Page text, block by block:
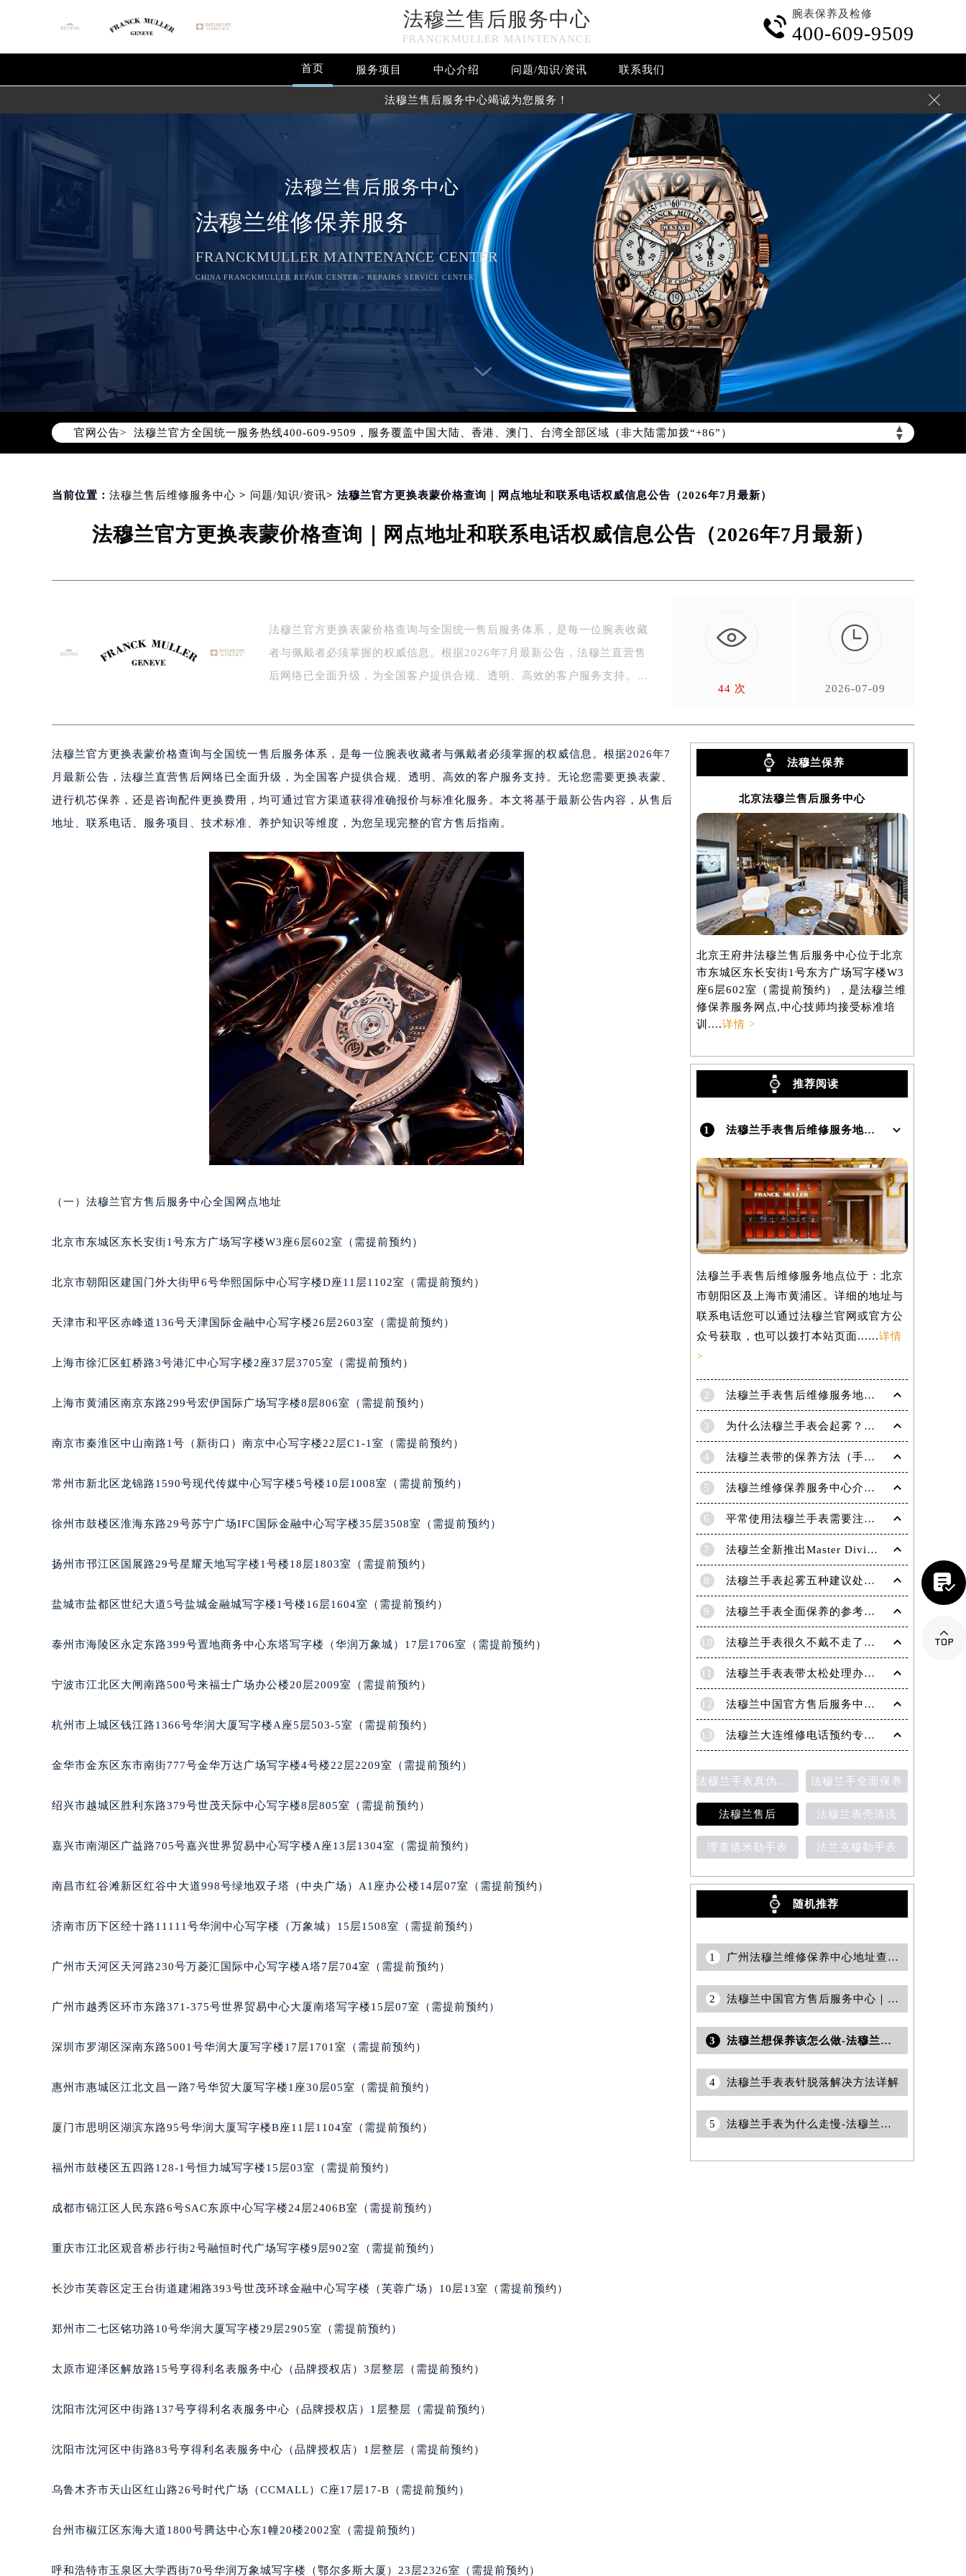
法穆兰售后服务中心
FRANCKMULLER MAINTENANCE

腕表保养及检修
400-609-9509
首页 服务项目 中心介绍 问题/知识/资讯 联系我们
法穆兰售后服务中心竭诚为您服务！ 
法穆兰售后服务中心
法穆兰维修保养服务
FRANCKMULLER MAINTENANCE CENTER
CHINA FRANCKMULLER REPAIR CENTER - REPAIRS SERVICE CENTER
官网公告> ▲
▼
2026年8月法穆兰中国区售后服务网络优化升级公告
2026年8月法穆兰全国官方售后客户服务热线：400-609-9509
法穆兰官方全国统一服务热线400-609-9509，服务覆盖中国大陆、香港、澳门、台湾全部区域（非大陆需加拨“+86”）
2026年8月法穆兰售后服务中心最新网点地址：
北京市朝阳区建国门外大街甲6号华熙国际中心写字楼D座11层1102室（北京总部）（需提前预约）
天津市和平区赤峰道136号天津国际金融中心写字楼26层2603室（需提前预约）
上海市黄浦区南京东路299号宏伊国际广场写字楼8层806室（需提前预约）
盐城市盐都区世纪大道5号盐城金融城写字楼1号楼16层1604室（需提前预约）
泰州市海陵区永定东路399号置地商务中心东塔写字楼（华润万象城）17层1706室（需提前预约）
宁波市江北区大闸南路500号来福士广场办公楼20层2009室（需提前预约）
嘉兴市南湖区广益路705号嘉兴世界贸易中心写字楼A座13层1304室（需提前预约）
南昌市红谷滩新区红谷中大道998号绿地双子塔（中央广场）A1座办公楼14层07室（需提前预约）
济南市历下区经十路11111号华润中心写字楼（万象城）15层1508室（需提前预约）
广州市天河区天河路230号万菱汇国际中心写字楼A塔7层704室（需提前预约）
深圳市罗湖区深南东路5001号华润大厦写字楼17层1701室（需提前预约）
惠州市惠城区江北文昌一路7号华贸大厦写字楼1座30层05室（需提前预约）
厦门市思明区湖滨东路95号华润大厦写字楼B座11层1104室（需提前预约）
福州市鼓楼区五四路128-1号恒力城写字楼15层03室（需提前预约）
成都市锦江区人民东路6号SAC东原中心写字楼24层2406B室（需提前预约）
重庆市江北区观音桥步行街2号融恒时代广场写字楼9层902室（需提前预约）
长沙市芙蓉区定王台街道建湘路393号世茂环球金融中心写字楼（芙蓉广场）10层13室（需提前预约）
郑州市二七区铭功路10号华润大厦写字楼29层2905室（需提前预约）
太原市迎泽区解放路15号亨得利名表服务中心（品牌授权店）3层整层（需提前预约）
沈阳市沈河区中街路137号亨得利名表服务中心（品牌授权店）1层整层（需提前预约）
沈阳市沈河区中街路83号亨得利名表服务中心（品牌授权店）1层整层（需提前预约）
乌鲁木齐市天山区红山路26号时代广场（CCMALL）C座17层17-B（需提前预约）
温州市鹿城区锦绣路1067号置信广场10层1015室（需提前预约）
哈尔滨市道里区友谊西路600号富力中心T2座写字楼29层03室（需提前预约）
大连市中山区人民路15号国际金融大厦7层G室（需提前预约）
佛山市禅城区季华五路57号万科金融中心C座12层1205室（需提前预约）
无锡市梁溪区人民中路139号恒隆广场写字楼1座11层1104室（需提前预约）
苏州市苏州工业园区星港街199号苏州中心办公楼C座22层08室（需提前预约）
南宁市青秀区金湖路59号地王大厦12楼1224室（需提前预约）
泉州市丰泽区宝洲路729号浦西万达中心写字楼A座7楼709室（需提前预约）
烟台市芝罘区胜利路139号万达金融中心A座907室（需提前预约）
贵阳市南明区都司高架桥路33号亨特国际金融中心14楼14D（需提前预约）
石家庄市长安区中山东路39号勒泰中心写字楼B座13层07室（需提前预约）
海口市龙华区金贸东路5号海口华润大厦B座17层1707室（需提前预约）
台州市椒江区东海大道1800号腾达中心东1幢20楼2002室（需提前预约）
甘肃省兰州市七里河区西津西路16号兰州中心写字楼21层2102室（需提前预约）
黑龙江省大庆市萨尔图区会战大街法穆兰售后服务中心（需提前预约）
黑龙江省黑河市爱辉区中央街法穆兰售后服务中心（需提前预约）
黑龙江省佳木斯市向阳区长安路法穆兰售后服务中心（需提前预约）
黑龙江省七台河市桃山区大同街法穆兰售后服务中心（需提前预约）
黑龙江省双鸭山市尖山区新兴大街法穆兰售后服务中心（需提前预约）
黑龙江省伊春市伊美区通河路法穆兰售后服务中心（需提前预约）
吉林省白山市浑江区浑江大街法穆兰售后服务中心（需提前预约）
吉林省辽源市龙山区人民大街法穆兰售后服务中心（需提前预约）
吉林省四平市铁东区紫气大路与南九经街交汇处法穆兰售后服务中心（需提前预约）
吉林省通化市东昌区环通乡江南大街法穆兰售后服务中心（需提前预约）
辽宁省鞍山市铁东区站前街法穆兰售后服务中心（需提前预约）
辽宁省朝阳市双塔区新华路法穆兰售后服务中心（需提前预约）
辽宁省抚顺市新抚区东一路法穆兰售后服务中心（需提前预约）
辽宁省葫芦岛市连山区中央路法穆兰售后服务中心（需提前预约）
辽宁省辽阳市白塔区新运大街法穆兰售后服务中心（需提前预约）
辽宁省铁岭市银州区南马路法穆兰售后服务中心（需提前预约）
辽宁省沈阳市沈河区中街路137号亨得利名表维修授权店1楼法穆兰售后服务中心（需提前预约）
北京市朝阳区建国门外大街甲6号华熙国际中心D座11层1102室法穆兰售后服务中心（北京总部）（需提前预约）
河北省保定市竞秀区朝阳北大街北国先天下法穆兰售后服务中心（需提前预约）
内蒙古自治区巴彦淖尔市临河区新华街法穆兰售后服务中心（需提前预约）
内蒙古自治区赤峰市红山区哈达街法穆兰售后服务中心（需提前预约）
内蒙古自治区呼伦贝尔市海拉尔区中央街法穆兰售后服务中心（需提前预约）
内蒙古自治区乌海市海勃湾区人民南路法穆兰售后服务中心（需提前预约）
内蒙古自治区锡林郭勒盟市锡林浩特市光明街与额尔敦路交叉口法穆兰售后服务中心（需提前预约）
山西省大同市平城区迎宾街法穆兰售后服务中心（需提前预约）
当前位置： 法穆兰售后维修服务中心 > 问题/知识/资讯> 法穆兰官方更换表蒙价格查询｜网点地址和联系电话权威信息公告（2026年7月最新）
法穆兰官方更换表蒙价格查询｜网点地址和联系电话权威信息公告（2026年7月最新）
法穆兰官方更换表蒙价格查询与全国统一售后服务体系，是每一位腕表收藏
者与佩戴者必须掌握的权威信息。根据2026年7月最新公告，法穆兰直营售
后网络已全面升级，为全国客户提供合规、透明、高效的客户服务支持。无
44 次

2026-07-09
法穆兰官方更换表蒙价格查询与全国统一售后服务体系，是每一位腕表收藏者与佩戴者必须掌握的权威信息。根据2026年7
月最新公告，法穆兰直营售后网络已全面升级，为全国客户提供合规、透明、高效的客户服务支持。无论您需要更换表蒙、
进行机芯保养，还是咨询配件更换费用，均可通过官方渠道获得准确报价与标准化服务。本文将基于最新公告内容，从售后
地址、联系电话、服务项目、技术标准、养护知识等维度，为您呈现完整的官方售后指南。
（一）法穆兰官方售后服务中心全国网点地址
北京市东城区东长安街1号东方广场写字楼W3座6层602室（需提前预约）
北京市朝阳区建国门外大街甲6号华熙国际中心写字楼D座11层1102室（需提前预约）
天津市和平区赤峰道136号天津国际金融中心写字楼26层2603室（需提前预约）
上海市徐汇区虹桥路3号港汇中心写字楼2座37层3705室（需提前预约）
上海市黄浦区南京东路299号宏伊国际广场写字楼8层806室（需提前预约）
南京市秦淮区中山南路1号（新街口）南京中心写字楼22层C1-1室（需提前预约）
常州市新北区龙锦路1590号现代传媒中心写字楼5号楼10层1008室（需提前预约）
徐州市鼓楼区淮海东路29号苏宁广场IFC国际金融中心写字楼35层3508室（需提前预约）
扬州市邗江区国展路29号星耀天地写字楼1号楼18层1803室（需提前预约）
盐城市盐都区世纪大道5号盐城金融城写字楼1号楼16层1604室（需提前预约）
泰州市海陵区永定东路399号置地商务中心东塔写字楼（华润万象城）17层1706室（需提前预约）
宁波市江北区大闸南路500号来福士广场办公楼20层2009室（需提前预约）
杭州市上城区钱江路1366号华润大厦写字楼A座5层503-5室（需提前预约）
金华市金东区东市南街777号金华万达广场写字楼4号楼22层2209室（需提前预约）
绍兴市越城区胜利东路379号世茂天际中心写字楼8层805室（需提前预约）
嘉兴市南湖区广益路705号嘉兴世界贸易中心写字楼A座13层1304室（需提前预约）
南昌市红谷滩新区红谷中大道998号绿地双子塔（中央广场）A1座办公楼14层07室（需提前预约）
济南市历下区经十路11111号华润中心写字楼（万象城）15层1508室（需提前预约）
广州市天河区天河路230号万菱汇国际中心写字楼A塔7层704室（需提前预约）
广州市越秀区环市东路371-375号世界贸易中心大厦南塔写字楼15层07室（需提前预约）
深圳市罗湖区深南东路5001号华润大厦写字楼17层1701室（需提前预约）
惠州市惠城区江北文昌一路7号华贸大厦写字楼1座30层05室（需提前预约）
厦门市思明区湖滨东路95号华润大厦写字楼B座11层1104室（需提前预约）
福州市鼓楼区五四路128-1号恒力城写字楼15层03室（需提前预约）
成都市锦江区人民东路6号SAC东原中心写字楼24层2406B室（需提前预约）
重庆市江北区观音桥步行街2号融恒时代广场写字楼9层902室（需提前预约）
长沙市芙蓉区定王台街道建湘路393号世茂环球金融中心写字楼（芙蓉广场）10层13室（需提前预约）
郑州市二七区铭功路10号华润大厦写字楼29层2905室（需提前预约）
太原市迎泽区解放路15号亨得利名表服务中心（品牌授权店）3层整层（需提前预约）
沈阳市沈河区中街路137号亨得利名表服务中心（品牌授权店）1层整层（需提前预约）
沈阳市沈河区中街路83号亨得利名表服务中心（品牌授权店）1层整层（需提前预约）
乌鲁木齐市天山区红山路26号时代广场（CCMALL）C座17层17-B（需提前预约）
台州市椒江区东海大道1800号腾达中心东1幢20楼2002室（需提前预约）
呼和浩特市玉泉区大学西街70号华润万象城写字楼（鄂尔多斯大厦）23层2326室（需提前预约）
法穆兰保养
北京法穆兰售后服务中心
北京王府井法穆兰售后服务中心位于北京
市东城区东长安街1号东方广场写字楼W3
座6层602室（需提前预约），是法穆兰维
修保养服务网点,中心技师均接受标准培
训....详情 >
推荐阅读
1 法穆兰手表售后维修服务地点在哪里呢？
法穆兰手表售后维修服务地点位于：北京
市朝阳区及上海市黄浦区。详细的地址与
联系电话您可以通过法穆兰官网或官方公
众号获取，也可以拨打本站页面......详情
>
2 法穆兰手表售后维修服务地点电话是多少？
3 为什么法穆兰手表会起雾？(法穆兰手表起雾处理方法？)
4 法穆兰表带的保养方法（手表如何保养）
5 法穆兰维修保养服务中心介绍 | 法穆兰
6 平常使用法穆兰手表需要注意哪些事项|法穆兰技师为您讲解
7 法穆兰全新推出Master Diving限量版腕表
8 法穆兰手表起雾五种建议处理方法！
9 法穆兰手表全面保养的参考建议！
10 法穆兰手表很久不戴不走了处理技巧盘点
11 法穆兰手表表带太松处理办法详解
12 法穆兰中国官方售后服务中心｜地址与客户服务热线权威信息通知（2026年7月最新）
13 法穆兰大连维修电话预约专业售后保养服务权威公示（2026年7月最新）
法穆兰手表真伪鉴别 法穆兰手全面保养
法穆兰售后 法穆兰表壳清洗
理查德米勒手表 法兰克穆勒手表
随机推荐
1 广州法穆兰维修保养中心地址查询导航权威公示（2026年7月最新）
2 法穆兰中国官方售后服务中心｜最新官方地址和全部热线权威信息通告（2026年7月最新）
3 法穆兰想保养该怎么做-法穆兰技师为您讲解
4 法穆兰手表表针脱落解决方法详解
5 法穆兰手表为什么走慢-法穆兰技师为您讲解

